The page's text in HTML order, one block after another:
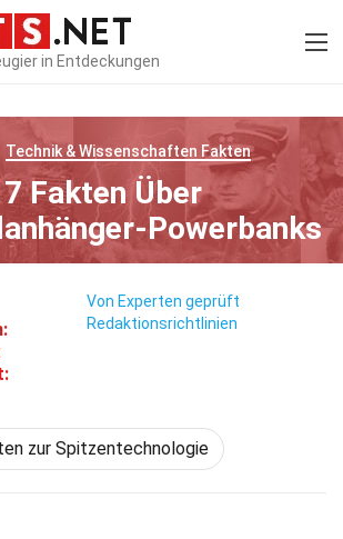
in Entdeckungen
Technik & Wissenschaften Fakten
Fakten Über
Powerbanks
Von Experten geprüft
Redaktionsrichtlinien
zur Spitzentechnologie